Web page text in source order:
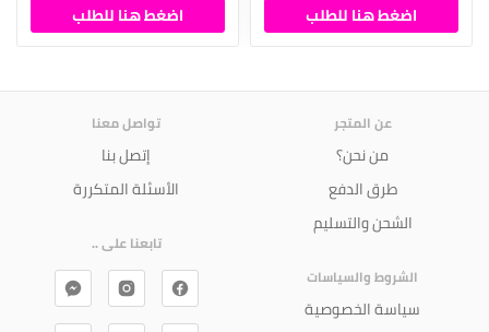
اضغط هنا للطلب اضغط هنا للطلب
عن المتجر
من نحن؟
طرق الدفع
الشحن والتسليم
الشروط والسياسات
سياسة الخصوصية
تواصل معنا
إتصل بنا
الأسئلة المتكررة
تابعنا على ..